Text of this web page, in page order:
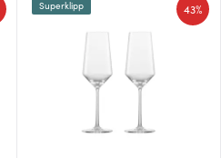
43%
Superklipp